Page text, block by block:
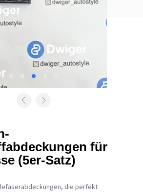
Katalog
für
(5er-Satz)
die perfekt